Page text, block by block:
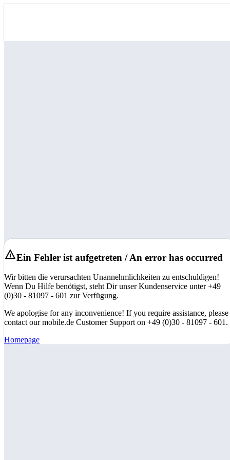
Ein Fehler ist aufgetreten / An error has occurred
Wir bitten die verursachten Unannehmlichkeiten zu entschuldigen!
Wenn Du Hilfe benötigst, steht Dir unser Kundenservice unter +49
(0)30 - 81097 - 601 zur Verfügung.
We apologise for any inconvenience! If you require assistance, please
contact our mobile.de Customer Support on +49 (0)30 - 81097 - 601.
Homepage